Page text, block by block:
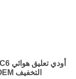
التخفيف OEM رقم 4F0616001,4F0616001J